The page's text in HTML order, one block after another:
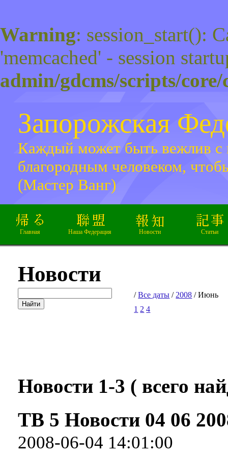
Warning: session_start():
'memcached' - session
admin/gdcms/scripts/
Запорожская
Каждый может быть вежлив
благородным человеком,
(Мастер Ванг)
Главная Наша Федерация Новости Статьи
Новости
/Все даты / 2008 / Июнь
1 2 4
Новости 1-3 ( всего
ТВ 5 Новости 04 06
2008-06-04 14:01:00